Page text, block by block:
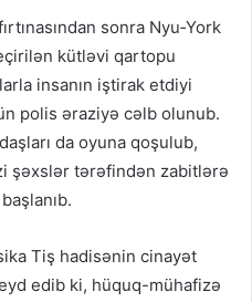
sonra Nyu‑York
kütləvi qartopu
insanın iştirak etdiyi
polis əraziyə cəlb olunub.
da oyuna qoşulub,
şəxslər tərəfindən zabitlərə
Tiş hadisənin cinayət
edib ki, hüquq-mühafizə